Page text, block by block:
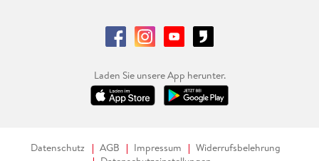
Laden Sie unsere App herunter.
Datenschutz AGB Impressum
Widerrufsbelehrung